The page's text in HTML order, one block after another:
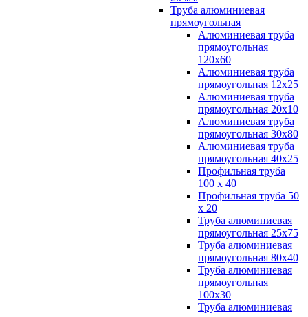
Труба алюминиевая
прямоугольная
Алюминиевая труба
прямоугольная
120х60
Алюминиевая труба
прямоугольная 12х25
Алюминиевая труба
прямоугольная 20х10
Алюминиевая труба
прямоугольная 30х80
Алюминиевая труба
прямоугольная 40х25
Профильная труба
100 х 40
Профильная труба 50
х 20
Труба алюминиевая
прямоугольная 25х75
Труба алюминиевая
прямоугольная 80х40
Труба алюминиевая
прямоугольная
100x30
Труба алюминиевая